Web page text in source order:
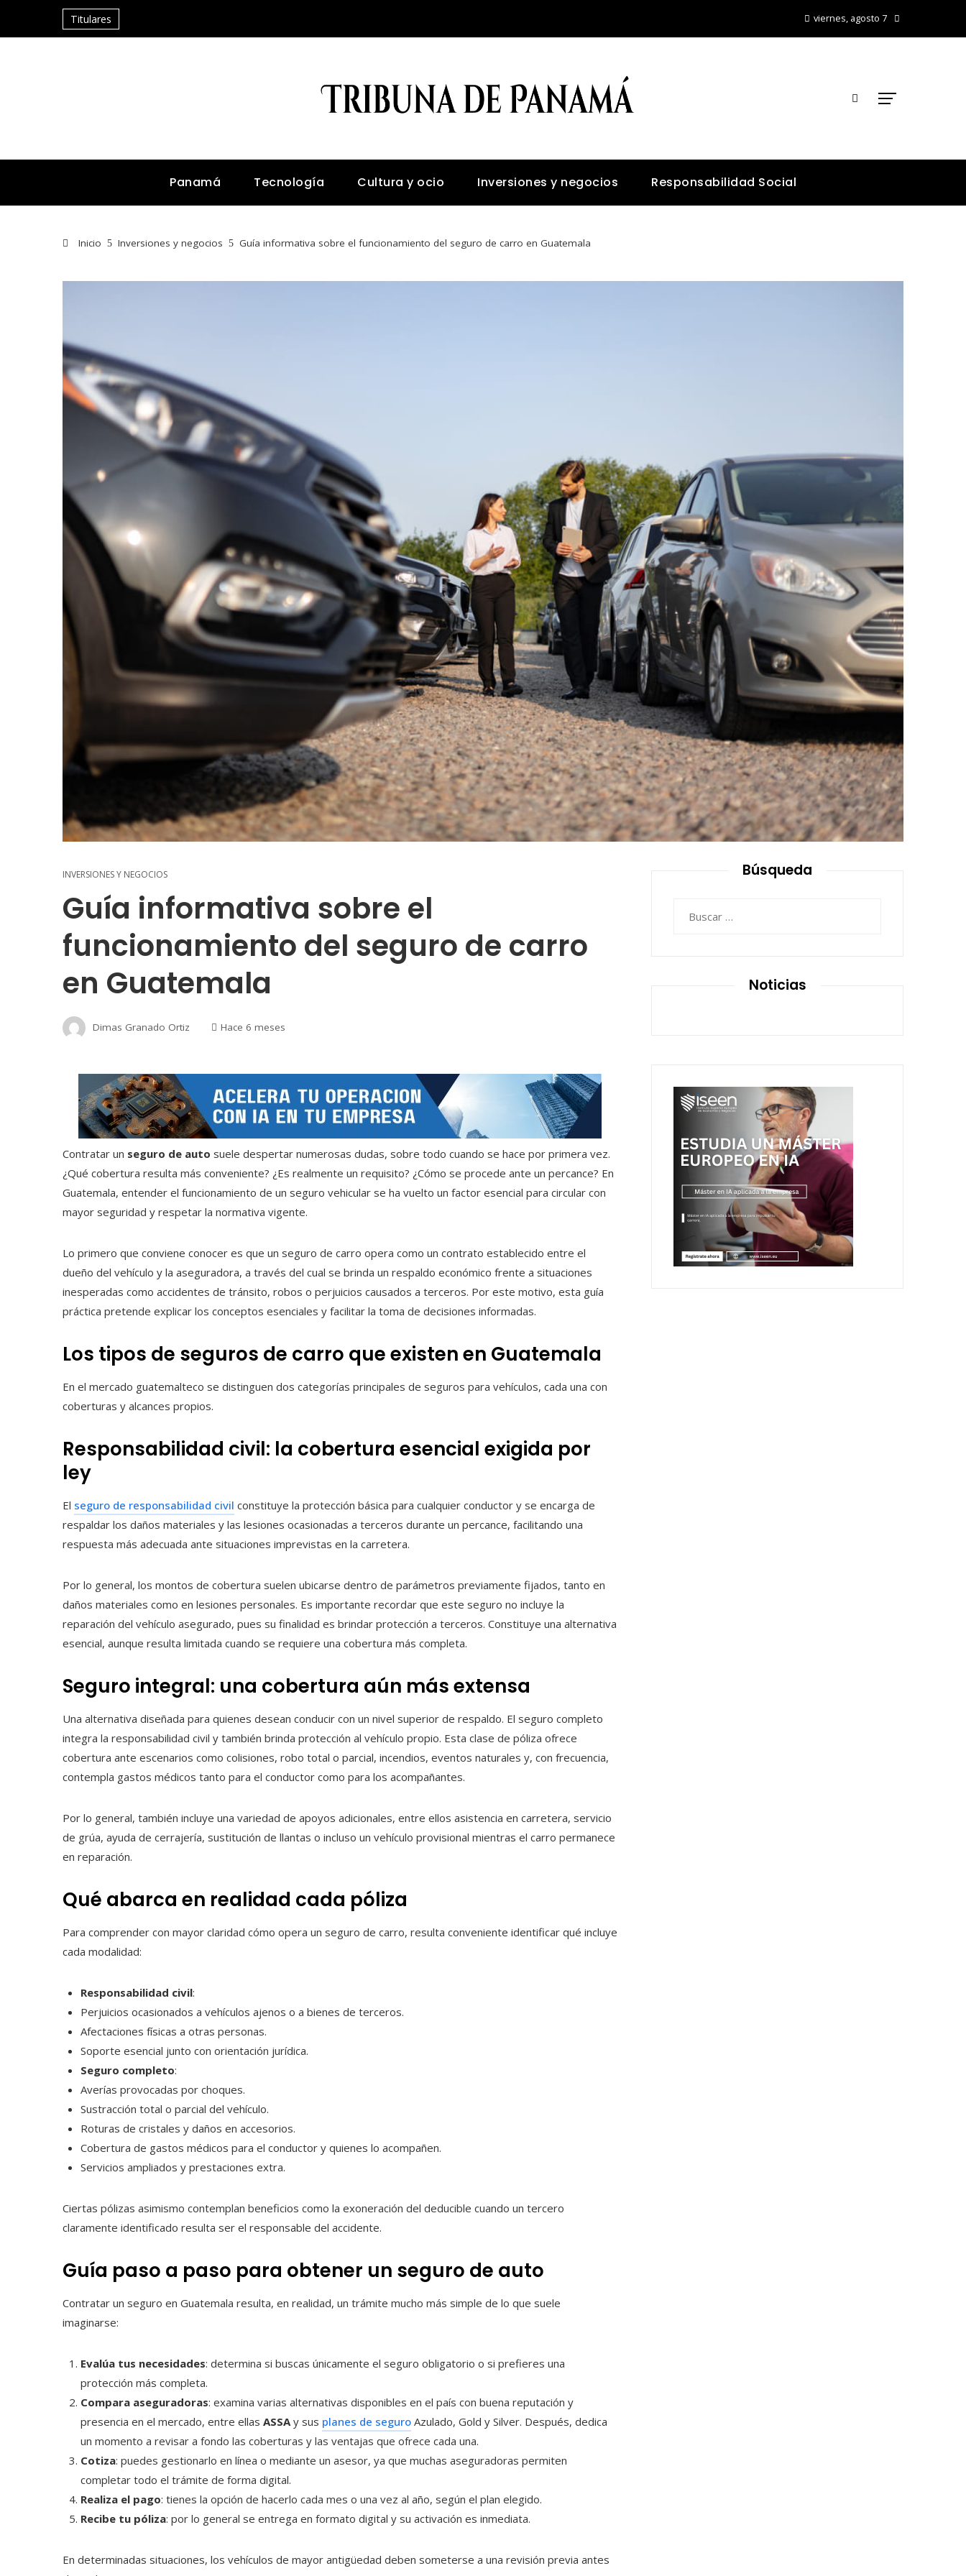
Titulares viernes, agosto 7
Panamá Tecnología Cultura y ocio Inversiones y negocios Responsabilidad Social
Inicio Inversiones y negocios Guía informativa sobre el funcionamiento del seguro de carro en Guatemala
INVERSIONES Y NEGOCIOS
Guía informativa sobre el
funcionamiento del seguro de carro
en Guatemala
Dimas Granado Ortiz Hace 6 meses
Contratar un seguro de auto suele despertar numerosas dudas, sobre todo cuando se hace por primera vez.
¿Qué cobertura resulta más conveniente? ¿Es realmente un requisito? ¿Cómo se procede ante un percance? En
Guatemala, entender el funcionamiento de un seguro vehicular se ha vuelto un factor esencial para circular con
mayor seguridad y respetar la normativa vigente.
Lo primero que conviene conocer es que un seguro de carro opera como un contrato establecido entre el
dueño del vehículo y la aseguradora, a través del cual se brinda un respaldo económico frente a situaciones
inesperadas como accidentes de tránsito, robos o perjuicios causados a terceros. Por este motivo, esta guía
práctica pretende explicar los conceptos esenciales y facilitar la toma de decisiones informadas.
Los tipos de seguros de carro que existen en Guatemala
En el mercado guatemalteco se distinguen dos categorías principales de seguros para vehículos, cada una con
coberturas y alcances propios.
Responsabilidad civil: la cobertura esencial exigida por
ley
El seguro de responsabilidad civil constituye la protección básica para cualquier conductor y se encarga de
respaldar los daños materiales y las lesiones ocasionadas a terceros durante un percance, facilitando una
respuesta más adecuada ante situaciones imprevistas en la carretera.
Por lo general, los montos de cobertura suelen ubicarse dentro de parámetros previamente fijados, tanto en
daños materiales como en lesiones personales. Es importante recordar que este seguro no incluye la
reparación del vehículo asegurado, pues su finalidad es brindar protección a terceros. Constituye una alternativa
esencial, aunque resulta limitada cuando se requiere una cobertura más completa.
Seguro integral: una cobertura aún más extensa
Una alternativa diseñada para quienes desean conducir con un nivel superior de respaldo. El seguro completo
integra la responsabilidad civil y también brinda protección al vehículo propio. Esta clase de póliza ofrece
cobertura ante escenarios como colisiones, robo total o parcial, incendios, eventos naturales y, con frecuencia,
contempla gastos médicos tanto para el conductor como para los acompañantes.
Por lo general, también incluye una variedad de apoyos adicionales, entre ellos asistencia en carretera, servicio
de grúa, ayuda de cerrajería, sustitución de llantas o incluso un vehículo provisional mientras el carro permanece
en reparación.
Qué abarca en realidad cada póliza
Para comprender con mayor claridad cómo opera un seguro de carro, resulta conveniente identificar qué incluye
cada modalidad:
Responsabilidad civil:
Perjuicios ocasionados a vehículos ajenos o a bienes de terceros.
Afectaciones físicas a otras personas.
Soporte esencial junto con orientación jurídica.
Seguro completo:
Averías provocadas por choques.
Sustracción total o parcial del vehículo.
Roturas de cristales y daños en accesorios.
Cobertura de gastos médicos para el conductor y quienes lo acompañen.
Servicios ampliados y prestaciones extra.
Ciertas pólizas asimismo contemplan beneficios como la exoneración del deducible cuando un tercero
claramente identificado resulta ser el responsable del accidente.
Guía paso a paso para obtener un seguro de auto
Contratar un seguro en Guatemala resulta, en realidad, un trámite mucho más simple de lo que suele
imaginarse:
Evalúa tus necesidades: determina si buscas únicamente el seguro obligatorio o si prefieres una
protección más completa.
Compara aseguradoras: examina varias alternativas disponibles en el país con buena reputación y
presencia en el mercado, entre ellas ASSAy sus planes de seguro Azulado, Gold y Silver. Después, dedica
un momento a revisar a fondo las coberturas y las ventajas que ofrece cada una.
Cotiza: puedes gestionarlo en línea o mediante un asesor, ya que muchas aseguradoras permiten
completar todo el trámite de forma digital.
Realiza el pago: tienes la opción de hacerlo cada mes o una vez al año, según el plan elegido.
Recibe tu póliza: por lo general se entrega en formato digital y su activación es inmediata.
En determinadas situaciones, los vehículos de mayor antigüedad deben someterse a una revisión previa antes
Búsqueda
Noticias